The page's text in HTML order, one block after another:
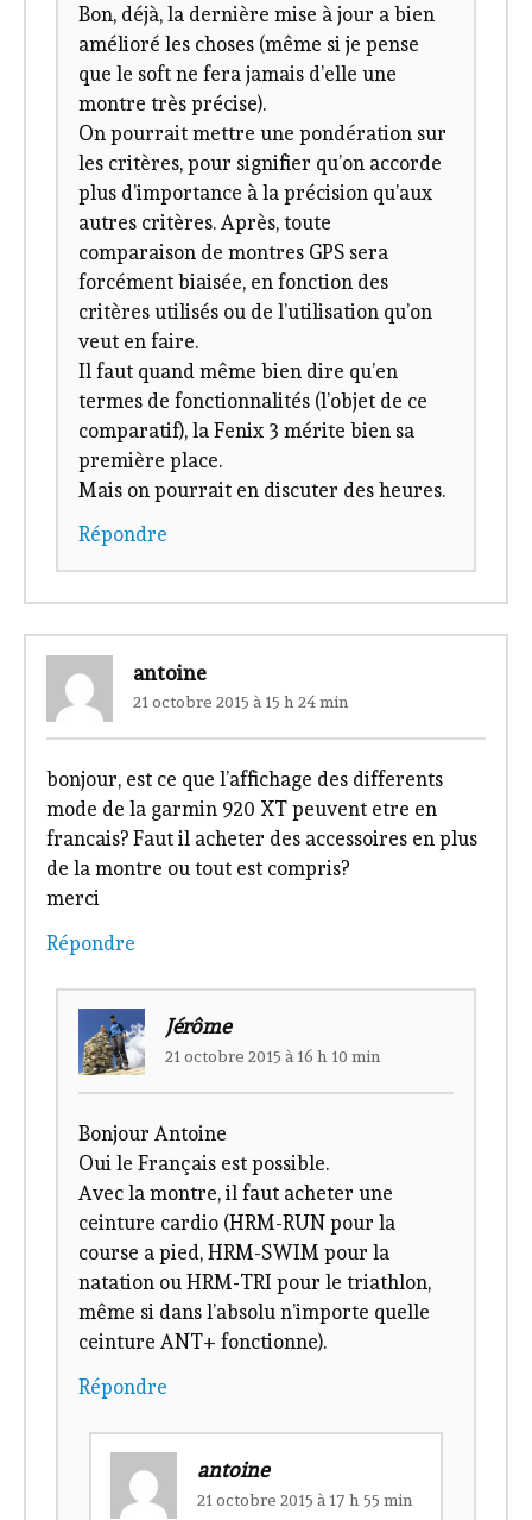
Bon, déjà, la dernière mise à jour a bien
amélioré les choses (même si je pense
que le soft ne fera jamais d’elle une
montre très précise).
On pourrait mettre une pondération sur
les critères, pour signifier qu’on accorde
plus d’importance à la précision qu’aux
autres critères. Après, toute
comparaison de montres GPS sera
forcément biaisée, en fonction des
critères utilisés ou de l’utilisation qu’on
veut en faire.
Il faut quand même bien dire qu’en
termes de fonctionnalités (l’objet de ce
comparatif), la Fenix 3 mérite bien sa
première place.
Mais on pourrait en discuter des heures.
Répondre
antoine
21 octobre 2015 à 15 h 24 min
bonjour, est ce que l’affichage des differents
mode de la garmin 920 XT peuvent etre en
francais? Faut il acheter des accessoires en plus
de la montre ou tout est compris?
merci
Répondre
Jérôme
21 octobre 2015 à 16 h 10 min
Bonjour Antoine
Oui le Français est possible.
Avec la montre, il faut acheter une
ceinture cardio (HRM-RUN pour la
course a pied, HRM-SWIM pour la
natation ou HRM-TRI pour le triathlon,
même si dans l’absolu n’importe quelle
ceinture ANT+ fonctionne).
Répondre
antoine
21 octobre 2015 à 17 h 55 min